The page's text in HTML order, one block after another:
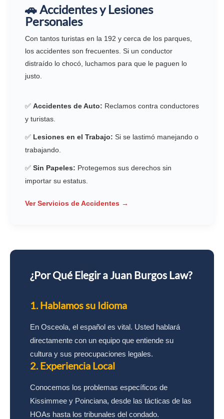
🚗 Accidentes y Lesiones
Personales
Con tantos turistas en la 192 y cerca de los parques,
los accidentes son frecuentes. Si un conductor
distraído lo chocó, luchamos para que le paguen lo
justo.
✅ Accidentes de Auto: Reclamos contra conductores
y turistas.
✅ Lesiones en el Trabajo: Si se lastimó manejando o
trabajando.
✅ Sin Papeles: Protegemos sus derechos sin
importar su estatus.
Ver Servicios de Accidentes →
¿Por Qué Elegir a Juan Burgos Law?
1. Hablamos su Idioma
En Osceola, el español es vital. Usted hablará
directamente con un equipo que entiende su
cultura y sus preocupaciones legales.
2. Experiencia Local
Conocemos los problemas específicos de
Kissimmee y Poinciana, desde las tácticas de las
HOAs hasta los tribunales del condado.